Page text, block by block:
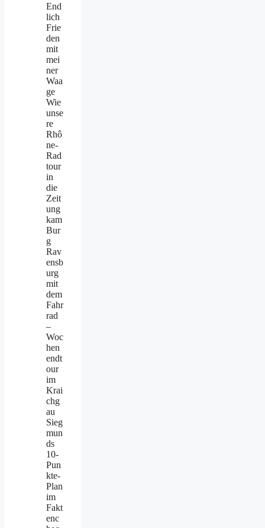
End
lich
Frie
den
mit
mei
ner
Waa
ge
Wie
unse
re
Rhô
ne-
Rad
tour
in
die
Zeit
ung
kam
Bur
g
Rav
ensb
urg
mit
dem
Fahr
rad
–
Woc
hen
endt
our
im
Krai
chg
au
Sieg
mun
ds
10-
Pun
kte-
Plan
im
Fakt
enc